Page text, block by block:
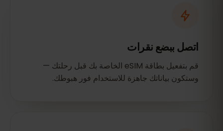
اتصل ببضع نقرات
قم بتفعيل بطاقة eSIM الخاصة بك قبل رحلتك —
وستكون بياناتك جاهزة للاستخدام فور هبوطك.